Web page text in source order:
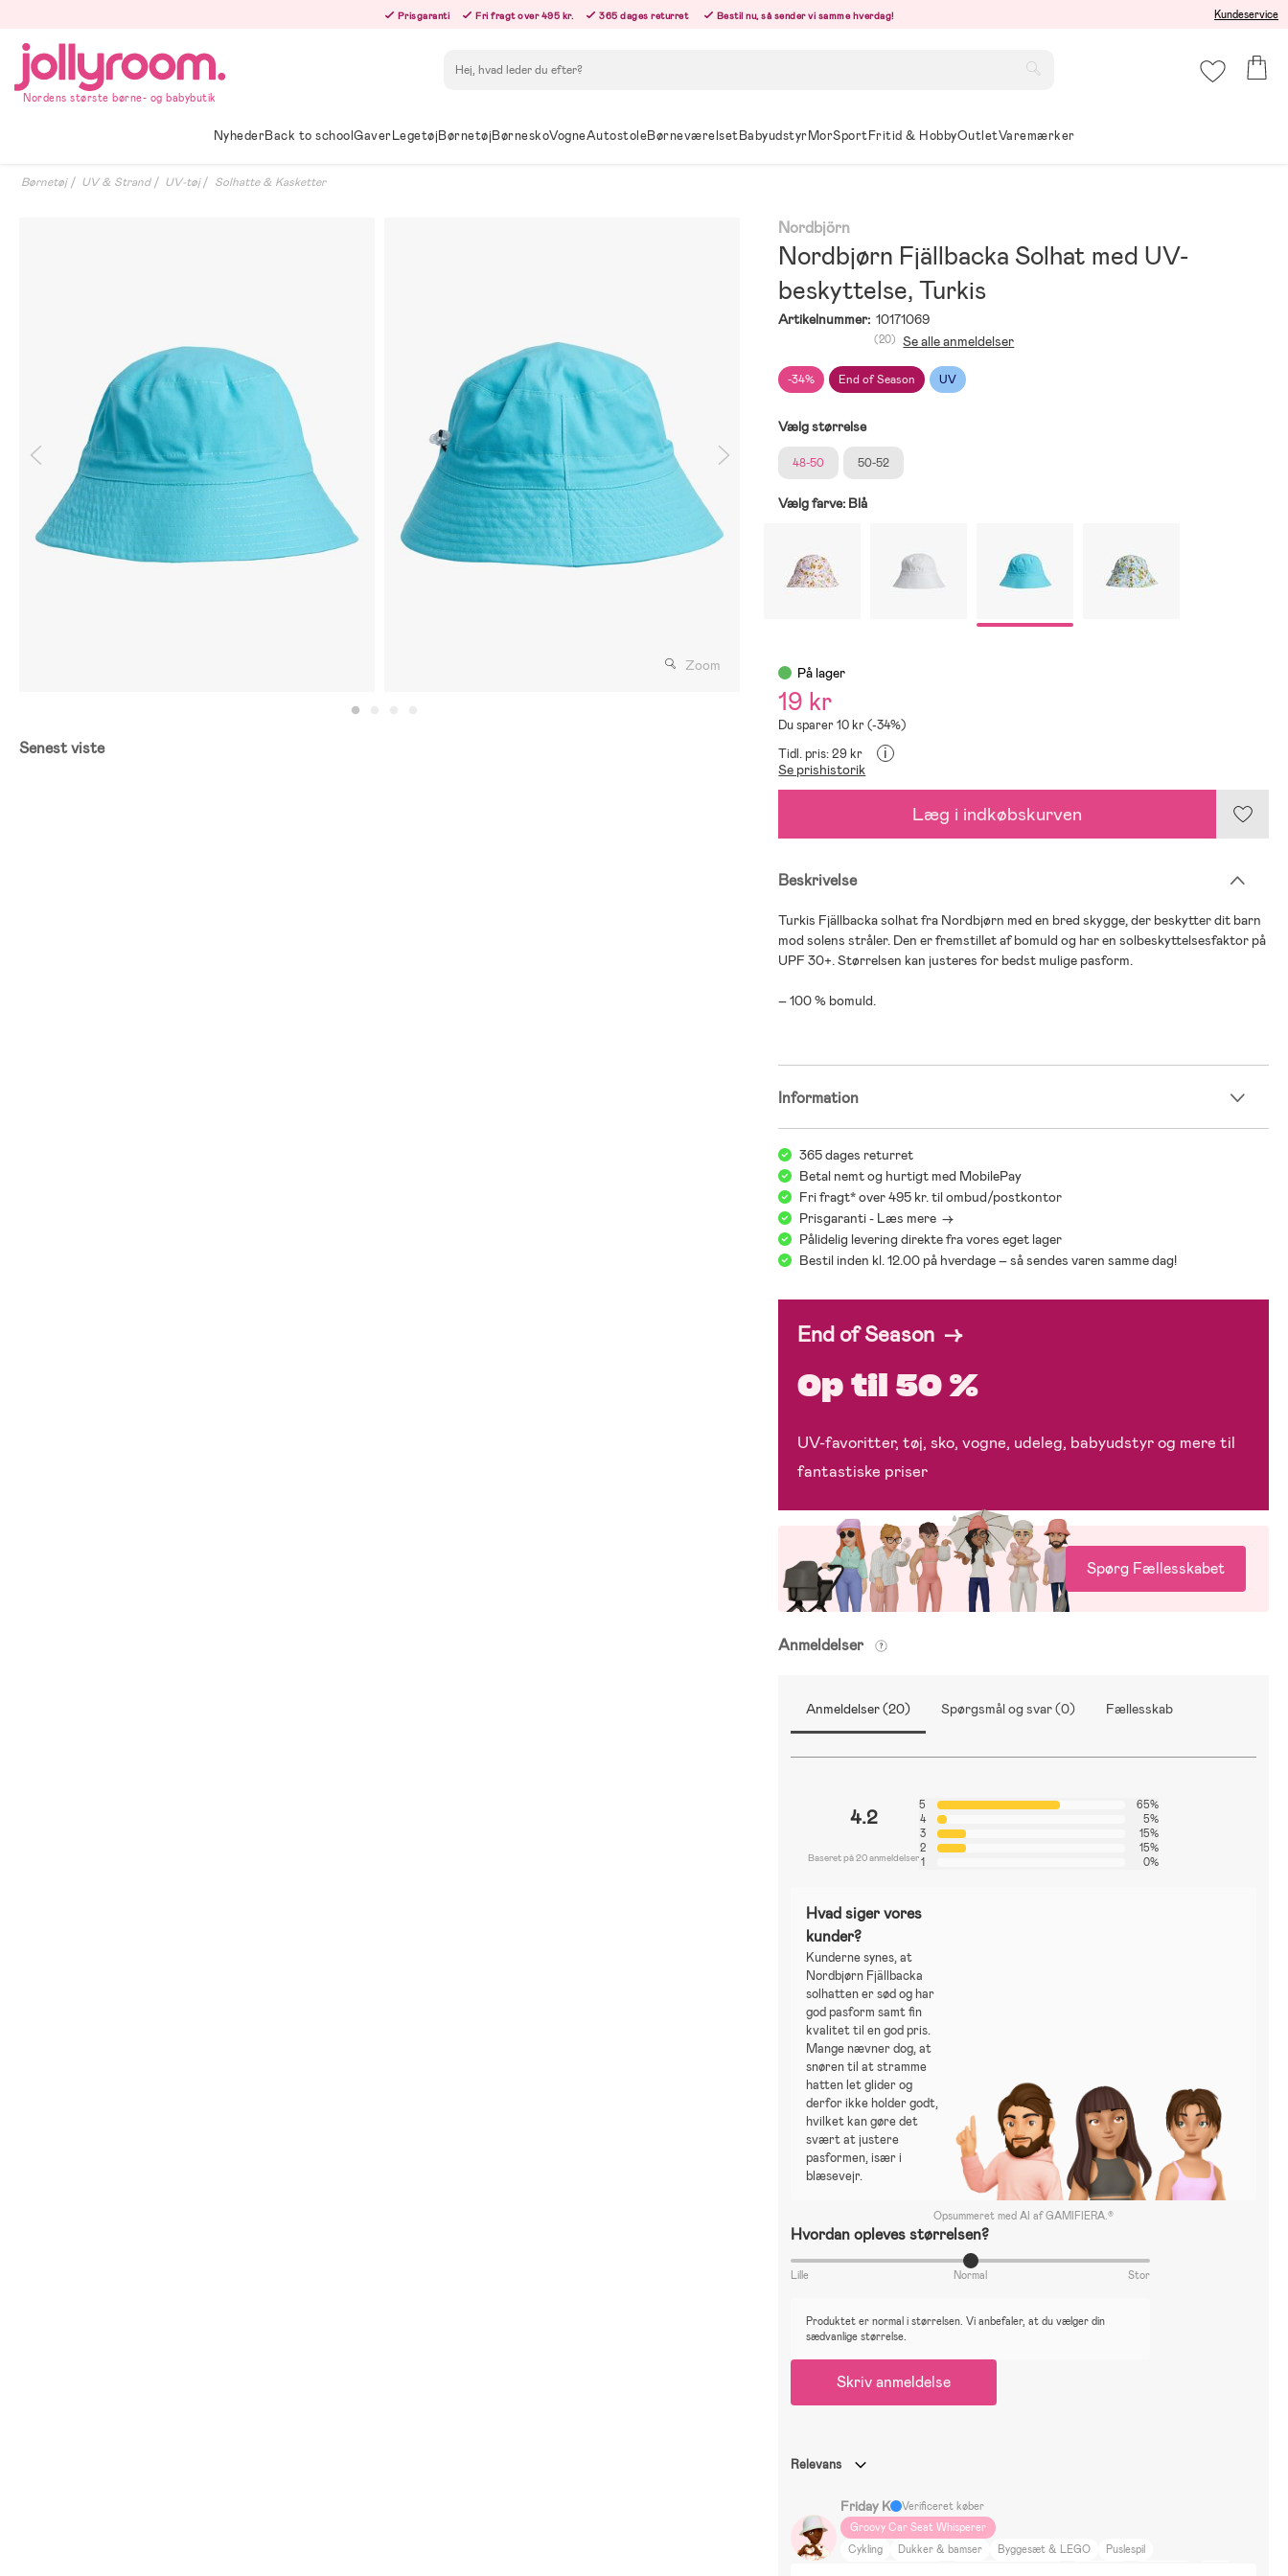
innehållet
Prisgaranti Fri fragt over 495 kr. 365 dages returret Bestil nu, så sender vi samme hverdag! Kundeservice
Nordens største børne- og babybutik
NyhederBack to schoolGaverLegetøjBørnetøjBørneskoVogneAutostoleBørneværelsetBabyudstyrMorSportFritid & HobbyOutletVaremærker
Børnetøj UV & Strand UV-tøj Solhatte & Kasketter
Zoom
Senest viste
Nordbjörn
Nordbjørn Fjällbacka Solhat med UV-
beskyttelse, Turkis
Artikelnummer: 10171069
-34% End of Season UV
(20) Se alle anmeldelser
Vælg størrelse
48-50 50-52
Vælg farve: Blå
På lager
19 kr
Du sparer 10 kr (-34%)
Tidl. pris: 29 kr
i
Se prishistorik
Læg i indkøbskurven
Beskrivelse
Turkis Fjällbacka solhat fra Nordbjørn med en bred skygge, der beskytter dit barn
mod solens stråler. Den er fremstillet af bomuld og har en solbeskyttelsesfaktor på
UPF 30+. Størrelsen kan justeres for bedst mulige pasform.
– 100 % bomuld.
Information
365 dages returret
Betal nemt og hurtigt med MobilePay
Fri fragt* over 495 kr. til ombud/postkontor
Prisgaranti - Læs mere ->
Pålidelig levering direkte fra vores eget lager
Bestil inden kl. 12.00 på hverdage – så sendes varen samme dag!
End of Season →
Op til 50 %
UV-favoritter, tøj, sko, vogne, udeleg, babyudstyr og mere til
fantastiske priser
Spørg Fællesskabet
Anmeldelser
Anmeldelser (20) Spørgsmål og svar (0) Fællesskab
4.2
Baseret på 20 anmeldelser
5
65%
4
5%
3
15%
2
15%
1
0%
Hvad siger vores
kunder?
Kunderne synes, at
Nordbjørn Fjällbacka
solhatten er sød og har
god pasform samt fin
kvalitet til en god pris.
Mange nævner dog, at
snøren til at stramme
hatten let glider og
derfor ikke holder godt,
hvilket kan gøre det
svært at justere
pasformen, især i
blæsevejr.
Opsummeret med AI af GAMIFIERA.®
Hvordan opleves størrelsen?
Lille Normal Stor
Produktet er normal i størrelsen. Vi anbefaler, at du vælger din
sædvanlige størrelse.
Skriv anmeldelse
Relevans
Friday K
Verificeret køber
Groovy Car Seat Whisperer
Cykling
Dukker & bamser Byggesæt & LEGO
Puslespil